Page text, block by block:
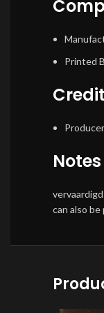
Printed
Producer
Notes
can also be